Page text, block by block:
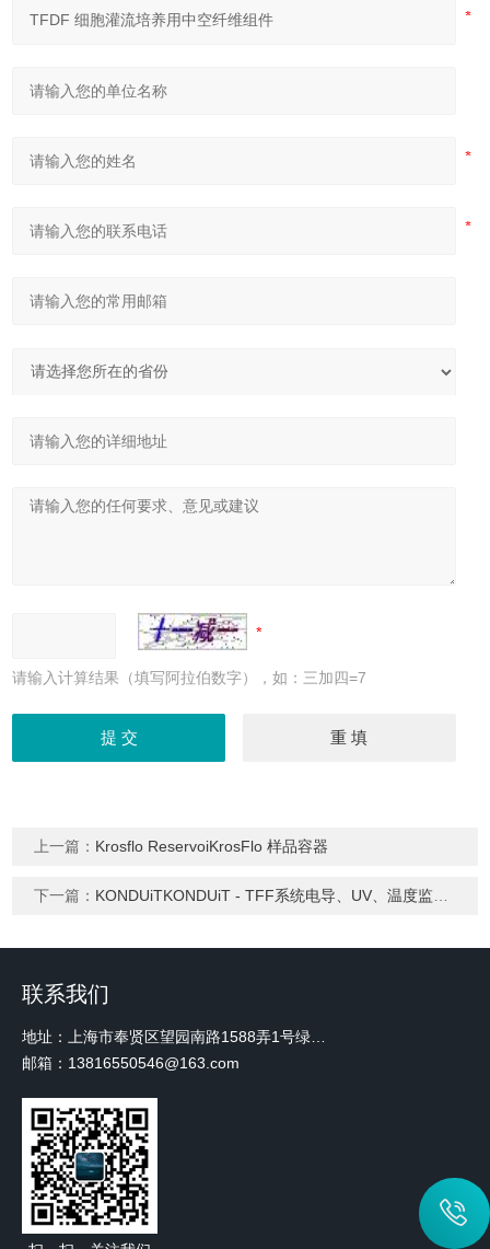
请输入计算结果（填写阿拉伯数字），如：三加四=7
上一篇： Krosflo ReservoiKrosFlo 样品容器
下一篇： KONDUiTKONDUiT - TFF系统电导、UV、温度监测模块
联系我们
邮箱：13816550546@163.com